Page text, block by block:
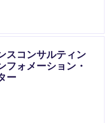
日本語・英語の翻訳ス
品質の向上に貢献しま
スコンサルティン
フォメーション・
ー